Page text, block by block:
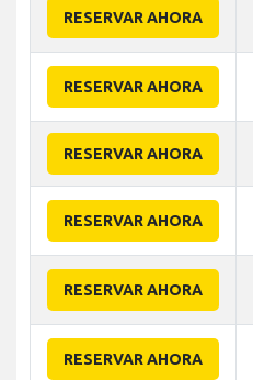
RESERVAR AHORA
RESERVAR AHORA
RESERVAR AHORA
RESERVAR AHORA
RESERVAR AHORA
RESERVAR AHORA